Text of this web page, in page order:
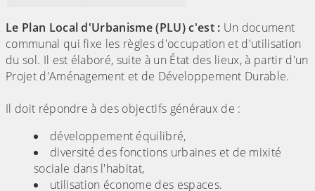
Le Plan Local d'Urbanisme (PLU) c'est : Un document
communal qui fixe les règles d'occupation et d'utilisation
du sol. Il est élaboré, suite à un État des lieux, à partir d'un
Projet d'Aménagement et de Développement Durable.
Il doit répondre à des objectifs généraux de :
développement équilibré,
diversité des fonctions urbaines et de mixité
sociale dans l'habitat,
utilisation économe des espaces.